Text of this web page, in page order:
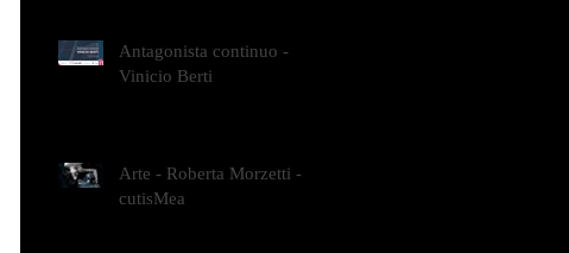
Antagonista continuo -
Vinicio Berti
Arte - Roberta Morzetti -
cutisMea